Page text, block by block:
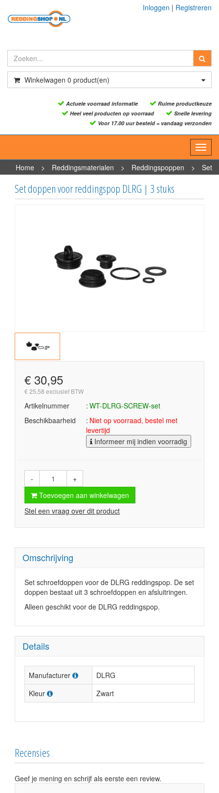
Inloggen | Registreren
Winkelwagen 0 product(en)
Actuele voorraad informatie
Ruime productkeuze
Heel veel producten op voorraad
Snelle levering
Voor 17.00 uur besteld = vandaag verzonden
Home
> Reddingsmaterialen > Reddingspoppen >
Set
doppen voor reddingspop DLRG | 3 stuks
Set doppen voor reddingspop DLRG | 3 stuks
€ 30,95
€ 25,58 exclusief BTW
Artikelnummer
WT-DLRG-SCREW-set
Beschikbaarheid
Niet op voorraad, bestel met
levertijd
Informeer mij indien voorradig
-
+
Toevoegen aan winkelwagen
Stel een vraag over dit product
Omschrijving
Set schroefdoppen voor de DLRG reddingspop. De set
doppen bestaat uit 3 schroefdoppen en afsluitringen.
Alleen geschikt voor de DLRG reddingspop.
Details
Manufacturer
DLRG
Kleur
Zwart
Recensies
Geef je mening en schrijf als eerste een review.